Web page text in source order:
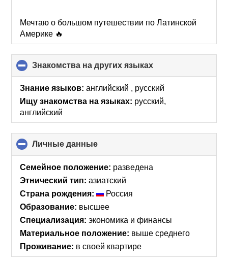
Мечтаю о большом путешествии по Латинской
Америке 🔥
Знакомства на других языках
to
collapse
contents
Знание языков: английский , русский
Ищу знакомства на языках: русский,
английский
Личные данные
to
collapse
contents
Семейное положение: разведена
Этнический тип: азиатский
Страна рождения:
Россия
Образование: высшее
Специализация: экономика и финансы
Материальное положение: выше среднего
Проживание: в своей квартире